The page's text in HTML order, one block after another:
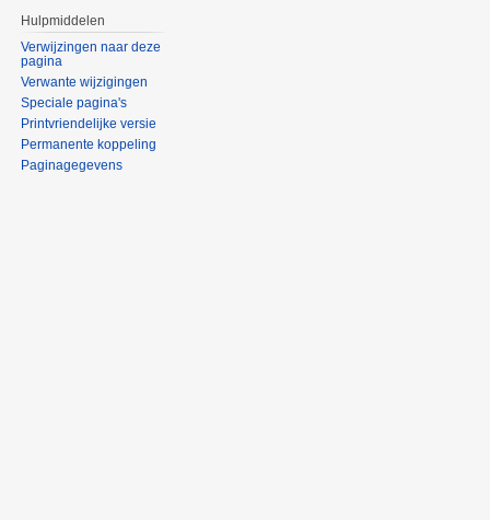
Hulpmiddelen
Verwijzingen naar deze
pagina
Verwante wijzigingen
Speciale pagina's
Printvriendelijke versie
Permanente koppeling
Paginagegevens